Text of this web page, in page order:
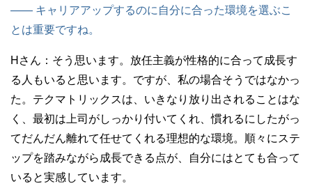
—— キャリアアップするのに自分に合った環境を選ぶこ
とは重要ですね。
Hさん： そう思います。放任主義が性格的に合って成長す
る人もいると思います。ですが、私の場合そうではなかっ
た。テクマトリックスは、いきなり放り出されることはな
く、最初は上司がしっかり付いてくれ、慣れるにしたがっ
てだんだん離れて任せてくれる理想的な環境。順々にステ
ップを踏みながら成長できる点が、自分にはとても合って
いると実感しています。